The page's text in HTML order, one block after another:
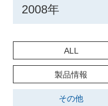
2008年
ALL
製品情報
その他